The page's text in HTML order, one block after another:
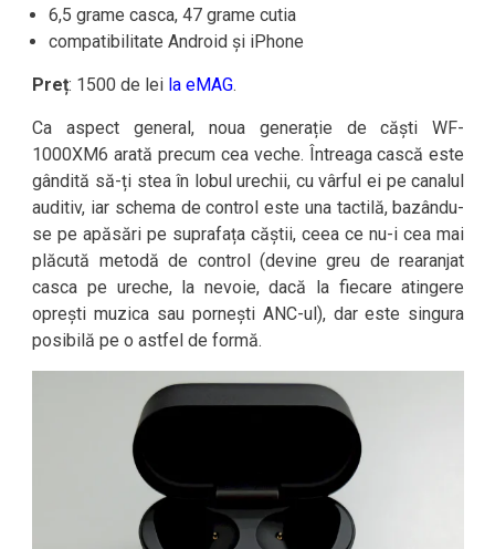
6,5 grame casca, 47 grame cutia
compatibilitate Android și iPhone
Preț: 1500 de lei la eMAG.
Ca aspect general, noua generație de căști WF-
1000XM6 arată precum cea veche. Întreaga cască este
gândită să-ți stea în lobul urechii, cu vârful ei pe canalul
auditiv, iar schema de control este una tactilă, bazându-
se pe apăsări pe suprafața căștii, ceea ce nu-i cea mai
plăcută metodă de control (devine greu de rearanjat
casca pe ureche, la nevoie, dacă la fiecare atingere
oprești muzica sau pornești ANC-ul), dar este singura
posibilă pe o astfel de formă.